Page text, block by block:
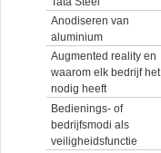
Anodiseren van
aluminium
Augmented reality en
waarom elk bedrijf het
nodig heeft
Bedienings- of
bedrijfsmodi als
veiligheidsfunctie